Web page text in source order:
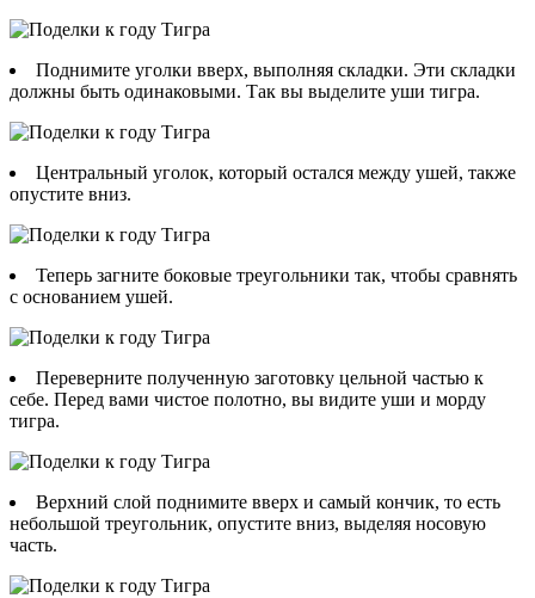
Поднимите уголки вверх, выполняя складки. Эти складки
должны быть одинаковыми. Так вы выделите уши тигра.
Центральный уголок, который остался между ушей, также
опустите вниз.
Теперь загните боковые треугольники так, чтобы сравнять
с основанием ушей.
Переверните полученную заготовку цельной частью к
себе. Перед вами чистое полотно, вы видите уши и морду
тигра.
Верхний слой поднимите вверх и самый кончик, то есть
небольшой треугольник, опустите вниз, выделяя носовую
часть.